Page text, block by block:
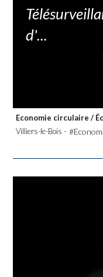
d'...
Economie circulaire/
Villiers-le-Bois -